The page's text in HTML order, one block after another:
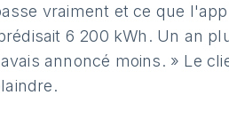
vraiment et ce que
6 200 kWh. Un an
annoncé moins. » Le